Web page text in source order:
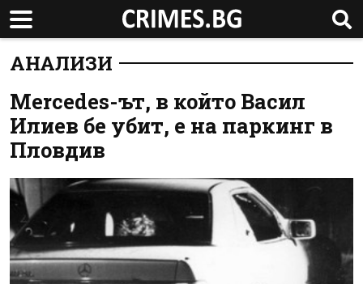
АНАЛИЗИ
Mercedes-ът, в който Васил
Илиев бе убит, е на паркинг в
Пловдив